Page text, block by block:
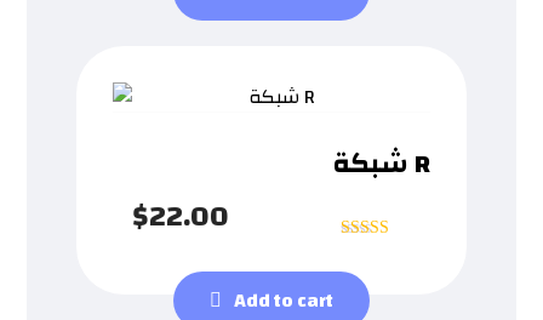
شبكة R
5
out of 5
$22.00
Add to cart